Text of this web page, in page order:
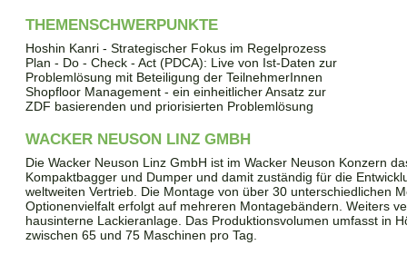
THEMENSCHWERPUNKTE
Hoshin Kanri - Strategischer Fokus im Regelprozess
Plan - Do - Check - Act (PDCA): Live von Ist-Daten zur
Problemlösung mit Beteiligung der TeilnehmerInnen
Shopfloor Management - ein einheitlicher Ansatz zur
ZDF basierenden und priorisierten Problemlösung
WACKER NEUSON LINZ GMBH
Die Wacker Neuson Linz GmbH ist im Wacker Neuson Konzern
Kompaktbagger und Dumper und damit zuständig für die
weltweiten Vertrieb. Die Montage von über 30 unterschiedlichen
Optionenvielfalt erfolgt auf mehreren Montagebändern. Weiters
hausinterne Lackieranlage. Das Produktionsvolumen umfasst in
zwischen 65 und 75 Maschinen pro Tag.